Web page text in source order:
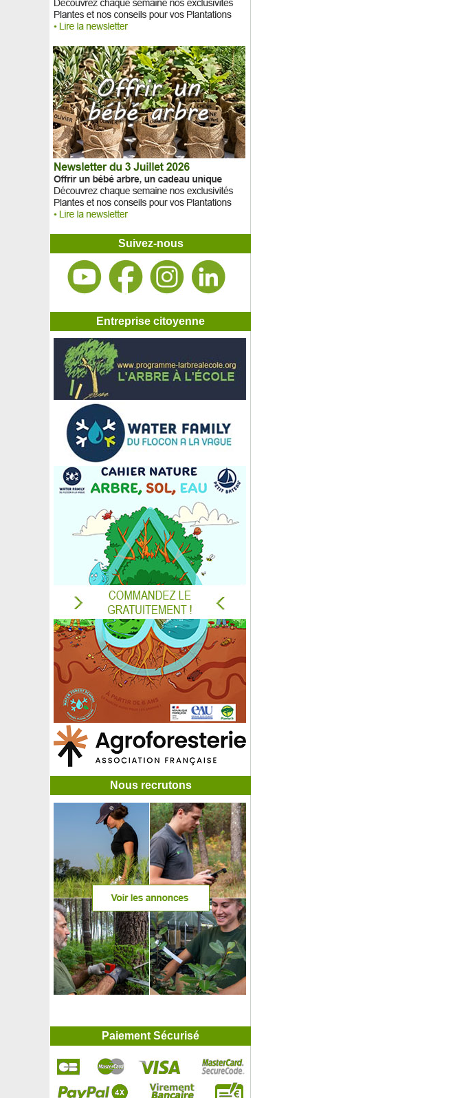
Suivez-nous
Entreprise citoyenne
Nous recrutons
Paiement Sécurisé